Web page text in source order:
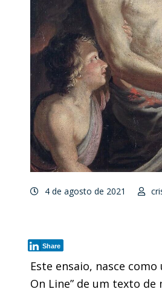
4 de agosto de 2021
Share
Este ensaio, nasce
On Line” de um texto